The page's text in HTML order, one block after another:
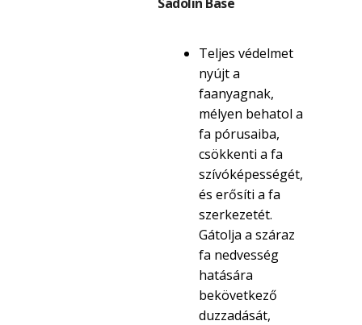
Teljes védelmet
nyújt a
faanyagnak,
mélyen behatol a
fa pórusaiba,
csökkenti a fa
szívóképességét,
és erősíti a fa
szerkezetét.
Gátolja a száraz
fa nedvesség
hatására
bekövetkező
duzzadását,